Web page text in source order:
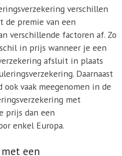
verschillen
de premie van een
verschillende factoren af. Zo
in prijs wanneer je een
afsluit in plaats
Daarnaast
vaak meegenomen in de
met
prijs dan een
enkel Europa.
een